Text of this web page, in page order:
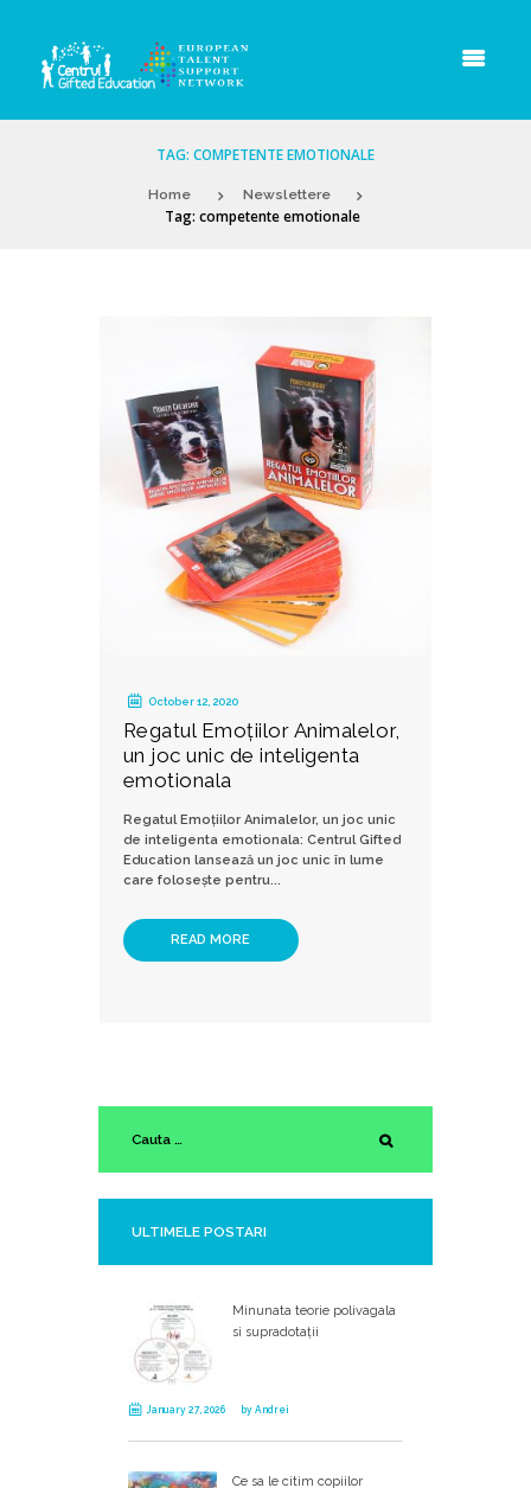
TAG: COMPETENTE EMOTIONALE
Home Newslettere
Tag: competente emotionale
October 12, 2020
Regatul Emoțiilor Animalelor,
un joc unic de inteligenta
emotionala
Regatul Emoțiilor Animalelor, un joc unic
de inteligenta emotionala: Centrul Gifted
Education lansează un joc unic în lume
care folosește pentru...
READ MORE
ULTIMELE POSTARI
Minunata teorie polivagala
si supradotații
January 27, 2026 byAndrei
Ce sa le citim copiilor